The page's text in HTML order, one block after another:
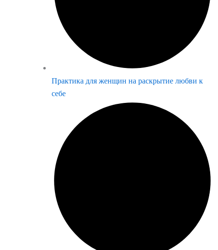
Практика для женщин на раскрытие любви к
себе